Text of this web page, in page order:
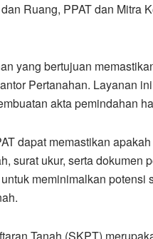
Ruang, PPAT dan Mitra
yang bertujuan
Pertanahan. Layanan
akta pemindahan
dapat memastikan
surat ukur, serta dokumen
meminimalkan potensi